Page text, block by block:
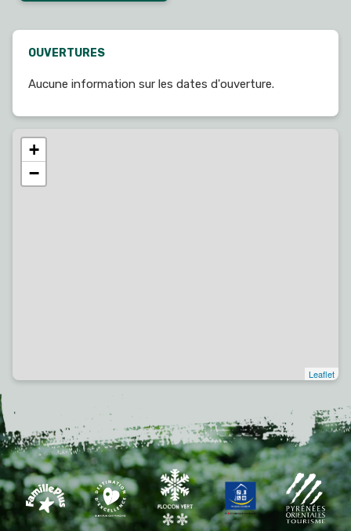
OUVERTURES
Aucune information sur les dates d'ouverture.
+
−
Leaflet